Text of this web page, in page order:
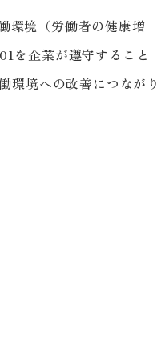
環境（労働者の健康増
を企業が遵守すること
環境への改善につながり